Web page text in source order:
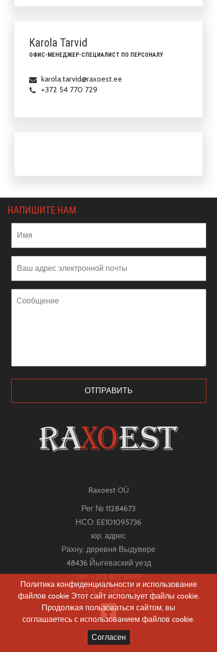
Политика конфиденциальности и использование
файлов cookie Этот сайт использует файлы cookie.
Продолжая пользоваться сайтом, вы
соглашаетесь с использованием файлов cookie.
Согласен
Karola Tarvid
ОФИС-МЕНЕДЖЕР-СПЕЦИАЛИСТ ПО ПЕРСОНАЛУ
karola.tarvid@raxoest.ee
+372 54 770 729
НАПИШИТЕ НАМ
электронной
почты
Raxoest OÜ
Рег № 11284673
НСО: EE101095736
юр. адрес
Рахну, деревня Выдувере
48436 Йыгеваский уезд
тел.+372 632 8949
эл. почта:info@raxoest.ee
Site byNOVOT